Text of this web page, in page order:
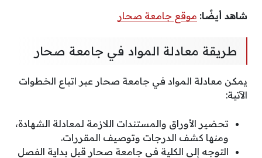
شاهد أيضًا: موقع جامعة صحار
طريقة معادلة المواد في جامعة صحار
يمكن معادلة المواد في جامعة صحار عبر اتباع الخطوات
الآتية:
تحضير الأوراق والمستندات اللازمة لمعادلة الشهادة،
ومنها كشف الدرجات وتوصيف المقررات.
التوجه إلى الكلية في جامعة صحار قبل بداية الفصل